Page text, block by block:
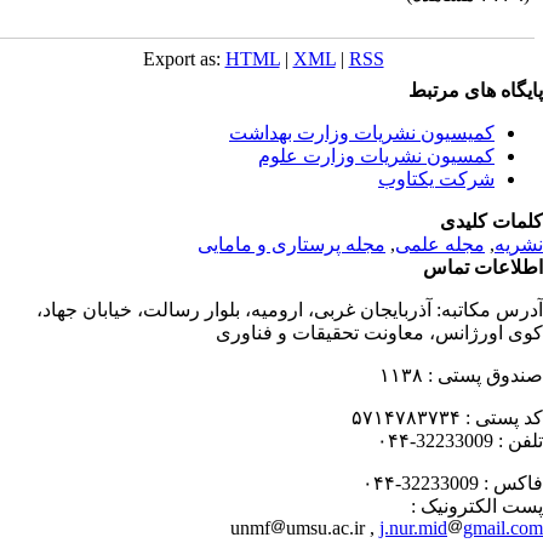
Export as:HTML |XML|RSS
های مرتبط
کمیسیون نشریات وزارت بهداشت
کمسیون نشریات وزارت علوم
شرکت یکتاوب
کلیدی
,مجله علمی, مجله پرستاری و مامایی
تماس
مکاتبه:آذربایجان غربی، ارومیه، بلوار رسالت، خیابان جهاد،
اورژانس، معاونت تحقیقات و فناوری
پستی : ۱۱۳۸
پستی : ۵۷۱۴۷۸۳۷۳۴
: 32233009-۰۴۴
: 32233009-۰۴۴
الکترونیک :
unmf
umsu.ac.ir ,j.nur.mid